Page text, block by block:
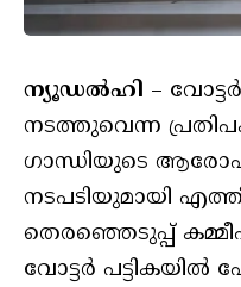
ന്യൂഡൽഹി –
നടത്തുവെന്ന
ഗാന്ധിയുടെ
നടപടിയുമായി
തെരഞ്ഞെടുപ്പ്
വോട്ടർ പട്ടികയിൽ